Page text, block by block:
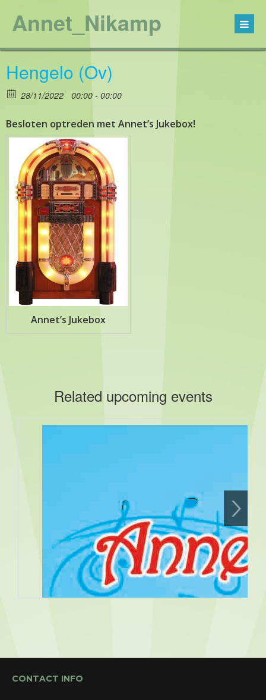
Annet_Nikamp
Hengelo (Ov)
28/11/2022 00:00 - 00:00
Besloten optreden met Annet’s Jukebox!
Annet’s Jukebox
Related upcoming events
CONTACT INFO